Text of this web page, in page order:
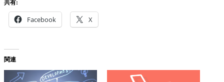
共有:
Facebook X
関連